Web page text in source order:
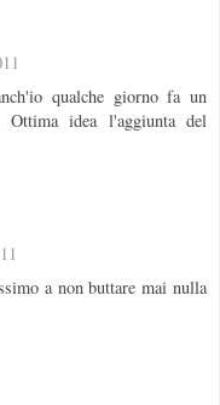
qualche giorno fa un
idea l'aggiunta del
a non buttare mai nulla